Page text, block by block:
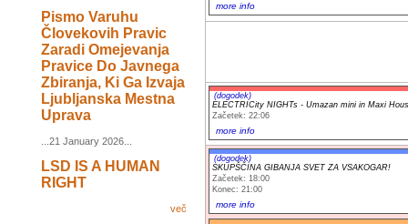
Pismo Varuhu
Človekovih Pravic
Zaradi Omejevanja
Pravice Do Javnega
Zbiranja, Ki Ga Izvaja
Ljubljanska Mestna
Uprava
...21 January 2026...
LSD IS A HUMAN
RIGHT
več
more info
(dogodek)
ELECTRICity NIGHTs - Umazan mini in Maxi
Začetek: 22:06
more info
(dogodek)
SKUPŠČINA GIBANJA SVET ZA VSAKOGAR!
Začetek: 18:00
Konec: 21:00
more info